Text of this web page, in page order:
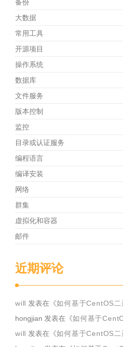
备份
大数据
常用工具
开源项目
操作系统
数据库
文件服务
版本控制
监控
目录或认证服务
编程语言
编译安装
网络
群集
虚拟化和容器
邮件
近期评论
will 发表在《如何基于CentOS
hongjian 发表在《如何基于
will 发表在《如何基于CentOS